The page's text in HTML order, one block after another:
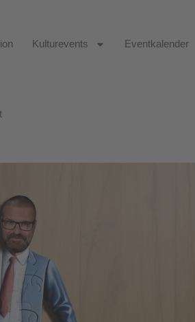
Kulturevents Eventkalender